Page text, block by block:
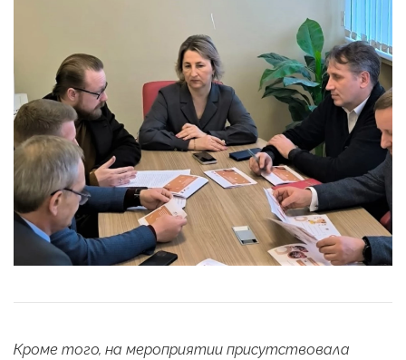
Кроме того, на мероприятии присутствовала